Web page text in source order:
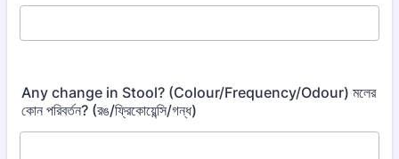
Any change in Stool? (Colour/Frequency/Odour) মলের
কোন পরিবর্তন? (রঙ/ফ্রিকোয়েন্সি/গন্ধ)